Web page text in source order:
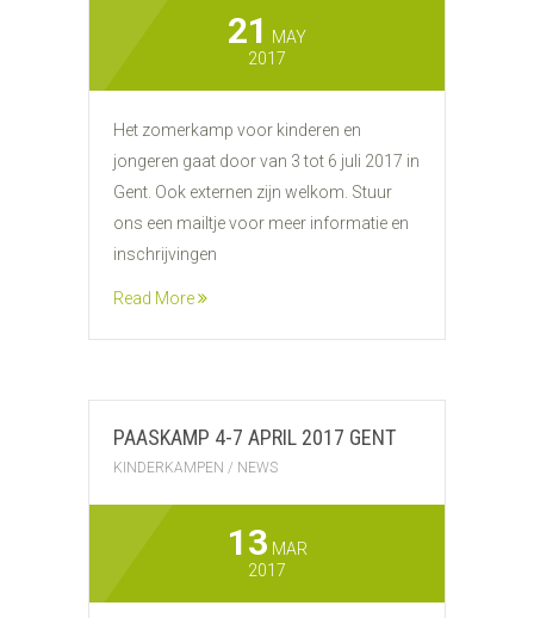
21 MAY
2017
Het zomerkamp voor kinderen en
jongeren gaat door van 3 tot 6 juli 2017 in
Gent. Ook externen zijn welkom. Stuur
ons een mailtje voor meer informatie en
inschrijvingen
Read More
PAASKAMP 4-7 APRIL 2017 GENT
KINDERKAMPEN / NEWS
13 MAR
2017